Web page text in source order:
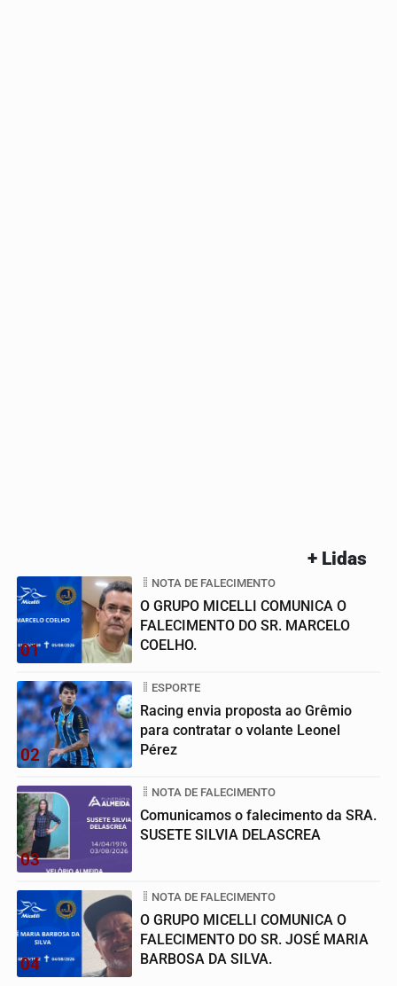
+ Lidas
01
NOTA DE FALECIMENTO
O GRUPO MICELLI COMUNICA O
FALECIMENTO DO SR. MARCELO
COELHO.
02
ESPORTE
Racing envia proposta ao Grêmio
para contratar o volante Leonel
Pérez
03
NOTA DE FALECIMENTO
Comunicamos o falecimento da SRA.
SUSETE SILVIA DELASCREA
04
NOTA DE FALECIMENTO
O GRUPO MICELLI COMUNICA O
FALECIMENTO DO SR. JOSÉ MARIA
BARBOSA DA SILVA.